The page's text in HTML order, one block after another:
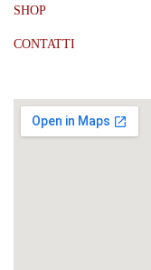
SHOP
CONTATTI